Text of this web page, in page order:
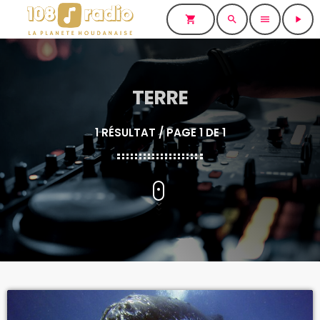
shopping_cart search menu play_arrow
TERRE
1 RÉSULTAT / PAGE 1 DE 1